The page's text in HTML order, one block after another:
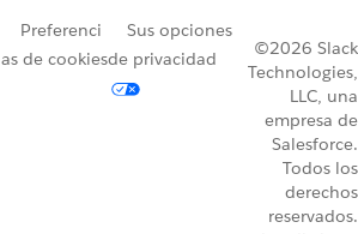
Preferenci
as de cookies
Sus opciones
de privacidad
©2026 Slack
Technologies,
LLC, una
empresa de
Salesforce.
Todos los
derechos
reservados.